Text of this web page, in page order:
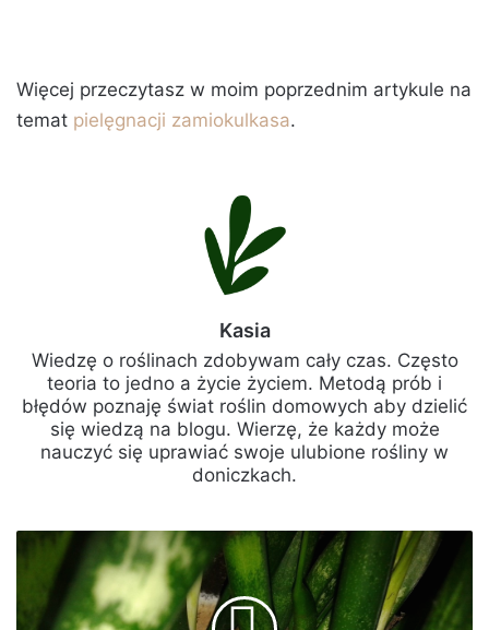
Więcej przeczytasz w moim poprzednim artykule na
temat pielęgnacji zamiokulkasa.
Kasia
Wiedzę o roślinach zdobywam cały czas. Często
teoria to jedno a życie życiem. Metodą prób i
błędów poznaję świat roślin domowych aby dzielić
się wiedzą na blogu. Wierzę, że każdy może
nauczyć się uprawiać swoje ulubione rośliny w
doniczkach.
Pleśń
doniczce
z